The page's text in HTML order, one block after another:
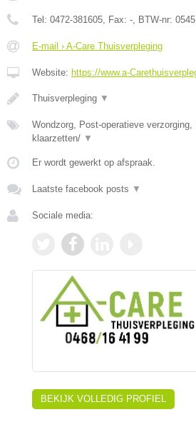
Tel: 0472-381605, Fax: -, BTW-nr:
E-mail › A-Care Thuisverpleging
Website: https://www.a-
Thuisverpleging ▼
Wondzorg, Post-operatieve
klaarzetten/ ▼
Er wordt gewerkt op afspraak.
Laatste facebook posts ▼
Sociale media:
BEKIJK VOLLEDIG PROFIEL